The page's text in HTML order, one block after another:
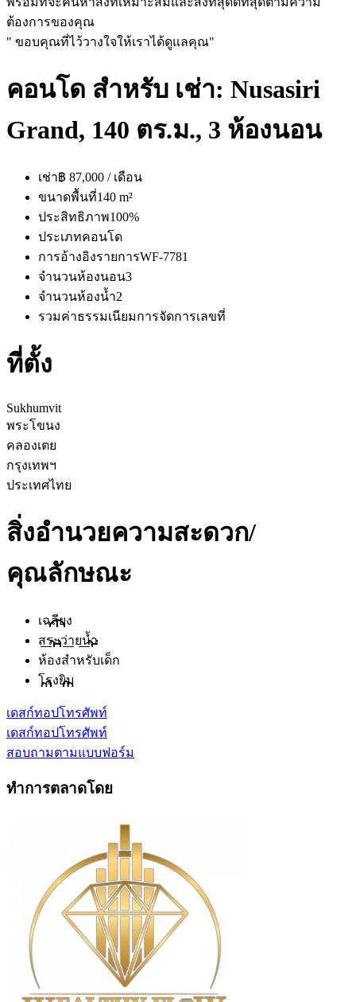
ต้องการของคุณ
" ขอบคุณที่ไว้วางใจให้เราได้ดูแลคุณ"
คอนโด สำหรับ เช่า: Nusasiri
Grand, 140 ตร.ม., 3 ห้องนอน
เช่า฿ 87,000 / เดือน
ขนาดพื้นที่140 m²
ประสิทธิภาพ100%
ประเภทคอนโด
การอ้างอิงรายการWF-7781
จำนวนห้องนอน3
จำนวนห้องน้ำ2
รวมค่าธรรมเนียมการจัดการเลขที่
ที่ตั้ง
Sukhumvit
พระโขนง
คลองเตย
กรุงเทพฯ
ประเทศไทย
สิ่งอำนวยความสะดวก/
คุณลักษณะ
เฉลียง
สระว่ายน้ำ
ห้องสำหรับเด็ก
โรงยิม
เดสก์ทอปโทรศัพท์
เดสก์ทอปโทรศัพท์
สอบถามตามแบบฟอร์ม
ทำการตลาดโดย